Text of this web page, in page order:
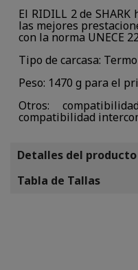
El RIDILL 2 de
las mejores
con la norma UNECE
Tipo de carcasa:
Peso: 1470 g para el
Otros:
compatibilidad
Detalles del producto
Tabla de Tallas